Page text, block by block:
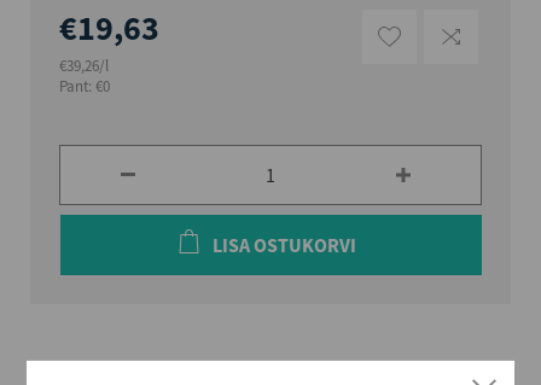
€19,63
€39,26/l
Pant: €0
LISA OSTUKORVI
Eksklusiivne toode, mis on loodud tähistamaks Liviko